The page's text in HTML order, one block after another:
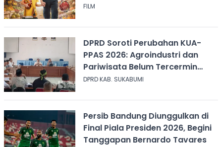
FILM
DPRD Soroti Perubahan KUA-
PPAS 2026: Agroindustri dan
Pariwisata Belum Tercermin
dalam Anggaran
DPRD KAB. SUKABUMI
Persib Bandung Diunggulkan di
Final Piala Presiden 2026, Begini
Tanggapan Bernardo Tavares